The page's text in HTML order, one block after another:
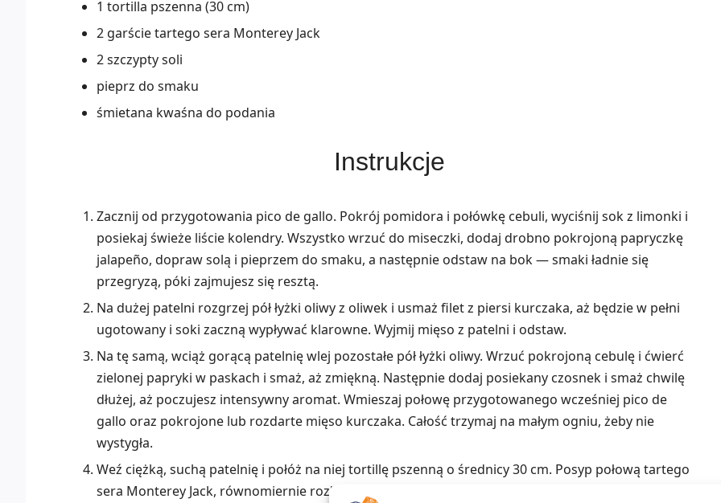
1 tortilla pszenna (30 cm)
2 garście tartego sera Monterey Jack
2 szczypty soli
pieprz do smaku
śmietana kwaśna do podania
Instrukcje
Zacznij od przygotowania pico de gallo. Pokrój pomidora i połówkę cebuli, wyciśnij sok z limonki i
posiekaj świeże liście kolendry. Wszystko wrzuć do miseczki, dodaj drobno pokrojoną papryczkę
jalapeño, dopraw solą i pieprzem do smaku, a następnie odstaw na bok — smaki ładnie się
przegryzą, póki zajmujesz się resztą.
Na dużej patelni rozgrzej pół łyżki oliwy z oliwek i usmaż filet z piersi kurczaka, aż będzie w pełni
ugotowany i soki zaczną wypływać klarowne. Wyjmij mięso z patelni i odstaw.
Na tę samą, wciąż gorącą patelnię wlej pozostałe pół łyżki oliwy. Wrzuć pokrojoną cebulę i ćwierć
zielonej papryki w paskach i smaż, aż zmiękną. Następnie dodaj posiekany czosnek i smaż chwilę
dłużej, aż poczujesz intensywny aromat. Wmieszaj połowę przygotowanego wcześniej pico de
gallo oraz pokrojone lub rozdarte mięso kurczaka. Całość trzymaj na małym ogniu, żeby nie
wystygła.
Weź ciężką, suchą patelnię i połóż na niej tortillę pszenną o średnicy 30 cm. Posyp połową tartego
sera Monterey Jack, równomiernie rozłóż na nim nadzienie z kurczakiem, a na wierzch wysyp